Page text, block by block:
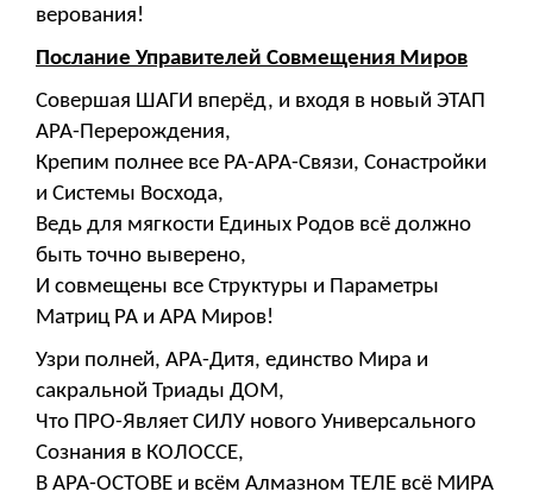
верования!
Послание Управителей Совмещения Миров
Совершая ШАГИ вперёд, и входя в новый ЭТАП
АРА-Перерождения,
Крепим полнее все РА-АРА-Связи, Сонастройки
и Системы Восхода,
Ведь для мягкости Единых Родов всё должно
быть точно выверено,
И совмещены все Структуры и Параметры
Матриц РА и АРА Миров!
Узри полней, АРА-Дитя, единство Мира и
сакральной Триады ДОМ,
Что ПРО-Являет СИЛУ нового Универсального
Сознания в КОЛОССЕ,
В АРА-ОСТОВЕ и всём Алмазном ТЕЛЕ всё МИРА